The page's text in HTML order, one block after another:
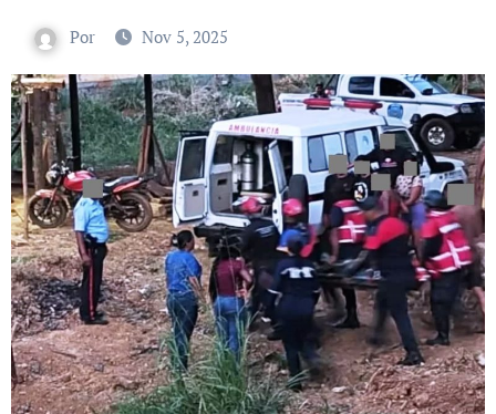
Por Nov 5, 2025